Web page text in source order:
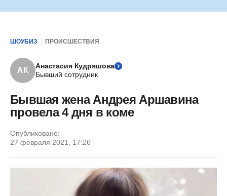
ШОУБИЗ ПРОИСШЕСТВИЯ
АК
Анастасия Кудряшова
Бывший сотрудник
Бывшая жена Андрея Аршавина
провела 4 дня в коме
Опубликовано:
27 февраля 2021, 17:26